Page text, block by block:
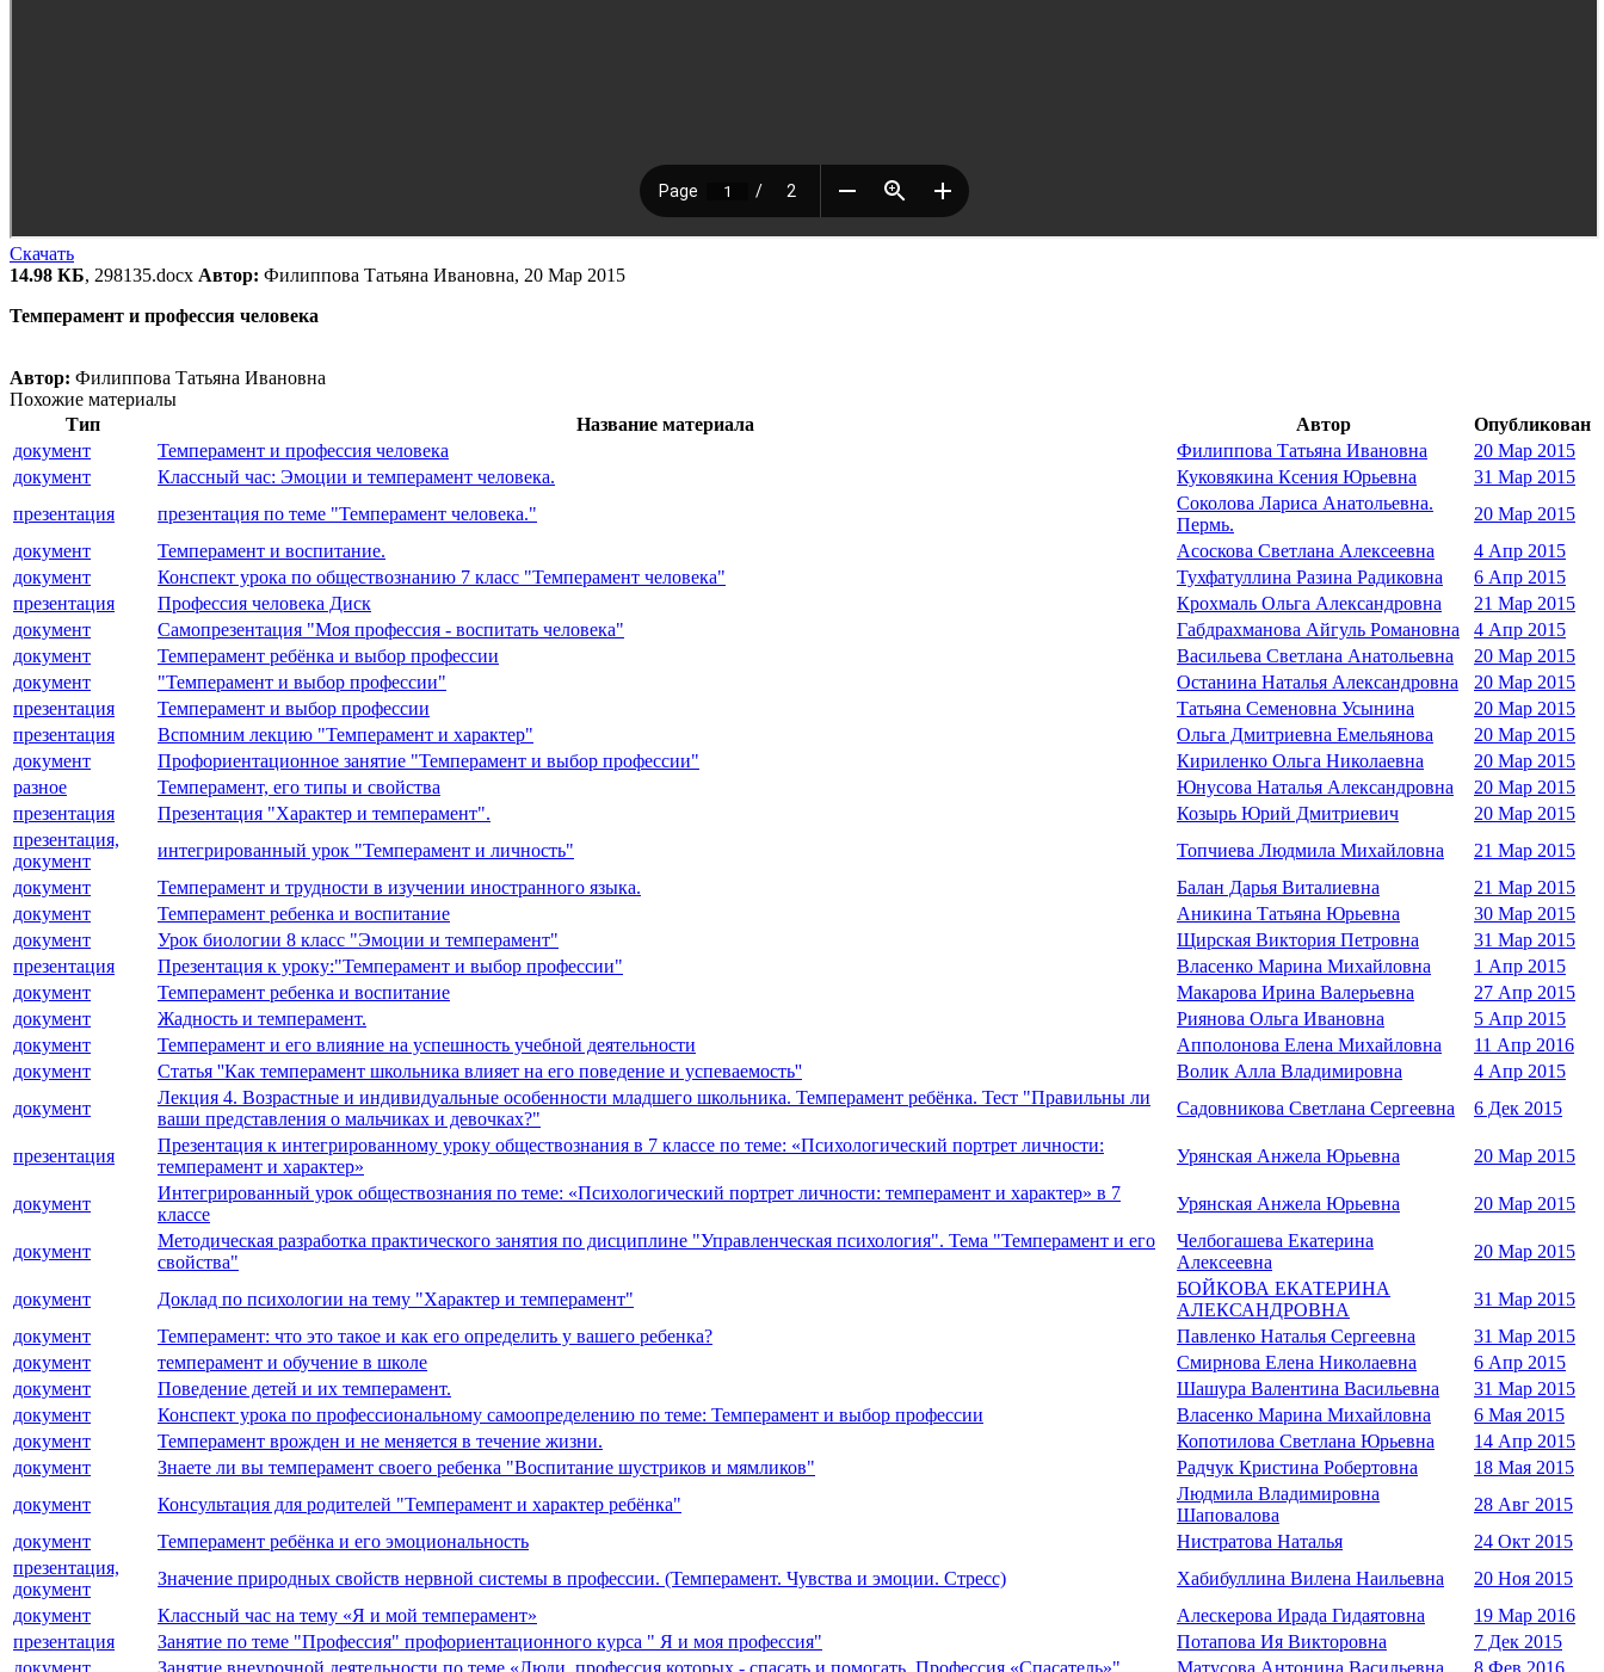
Скачать
14.98 КБ, 298135.docx Автор: Филиппова Татьяна Ивановна, 20 Мар 2015
Темперамент и профессия человека
Автор: Филиппова Татьяна Ивановна
Похожие материалы
Тип
Название материала Автор
Опубликован
документ
Темперамент и профессия человека Филиппова Татьяна Ивановна
20 Мар 2015
документ
Классный час: Эмоции и темперамент человека. Куковякина Ксения Юрьевна
31 Мар 2015
презентация
презентация по теме "Темперамент человека."
Соколова Лариса Анатольевна.
Пермь.
20 Мар 2015
документ
Темперамент и воспитание. Асоскова Светлана Алексеевна
4 Апр 2015
документ
Конспект урока по обществознанию 7 класс "Темперамент человека" Тухфатуллина Разина Радиковна
6 Апр 2015
презентация
Профессия человека Диск Крохмаль Ольга Александровна
21 Мар 2015
документ
Самопрезентация "Моя профессия - воспитать человека" Габдрахманова Айгуль Романовна
4 Апр 2015
документ
Темперамент ребёнка и выбор профессии Васильева Светлана Анатольевна
20 Мар 2015
документ
"Темперамент и выбор профессии" Останина Наталья Александровна
20 Мар 2015
презентация
Темперамент и выбор профессии Татьяна Семеновна Усынина
20 Мар 2015
презентация
Вспомним лекцию "Темперамент и характер" Ольга Дмитриевна Емельянова
20 Мар 2015
документ
Профориентационное занятие "Темперамент и выбор профессии" Кириленко Ольга Николаевна
20 Мар 2015
разное
Темперамент, его типы и свойства Юнусова Наталья Александровна
20 Мар 2015
презентация
Презентация "Характер и темперамент". Козырь Юрий Дмитриевич
20 Мар 2015
презентация,
документ
интегрированный урок "Темперамент и личность" Топчиева Людмила Михайловна
21 Мар 2015
документ
Темперамент и трудности в изучении иностранного языка. Балан Дарья Виталиевна
21 Мар 2015
документ
Темперамент ребенка и воспитание Аникина Татьяна Юрьевна
30 Мар 2015
документ
Урок биологии 8 класс "Эмоции и темперамент" Щирская Виктория Петровна
31 Мар 2015
презентация
Презентация к уроку:"Темперамент и выбор профессии" Власенко Марина Михайловна
1 Апр 2015
документ
Темперамент ребенка и воспитание Макарова Ирина Валерьевна
27 Апр 2015
документ
Жадность и темперамент. Риянова Ольга Ивановна
5 Апр 2015
документ
Темперамент и его влияние на успешность учебной деятельности Апполонова Елена Михайловна
11 Апр 2016
документ
Статья ''Как темперамент школьника влияет на его поведение и успеваемость'' Волик Алла Владимировна
4 Апр 2015
документ
Лекция 4. Возрастные и индивидуальные особенности младшего школьника. Темперамент ребёнка. Тест "Правильны ли
ваши представления о мальчиках и девочках?"
Садовникова Светлана Сергеевна 6 Дек 2015
презентация
Презентация к интегрированному уроку обществознания в 7 классе по теме: «Психологический портрет личности:
темперамент и характер»
Урянская Анжела Юрьевна 20 Мар 2015
документ
Интегрированный урок обществознания по теме: «Психологический портрет личности: темперамент и характер» в 7
классе
Урянская Анжела Юрьевна 20 Мар 2015
документ
Методическая разработка практического занятия по дисциплине "Управленческая психология". Тема "Темперамент и его
свойства"
Челбогашева Екатерина
Алексеевна
20 Мар 2015
документ Доклад по психологии на тему "Характер и темперамент"
БОЙКОВА ЕКАТЕРИНА
АЛЕКСАНДРОВНА
31 Мар 2015
документ
Темперамент: что это такое и как его определить у вашего ребенка? Павленко Наталья Сергеевна
31 Мар 2015
документ
темперамент и обучение в школе Смирнова Елена Николаевна
6 Апр 2015
документ
Поведение детей и их темперамент. Шашура Валентина Васильевна
31 Мар 2015
документ
Конспект урока по профессиональному самоопределению по теме: Темперамент и выбор профессии Власенко Марина Михайловна
6 Мая 2015
документ
Темперамент врожден и не меняется в течение жизни. Копотилова Светлана Юрьевна
14 Апр 2015
документ
Знаете ли вы темперамент своего ребенка "Воспитание шустриков и мямликов" Радчук Кристина Робертовна
18 Мая 2015
документ
Консультация для родителей "Темперамент и характер ребёнка"
Людмила Владимировна
Шаповалова
28 Авг 2015
документ
Темперамент ребёнка и его эмоциональность Нистратова Наталья
24 Окт 2015
презентация,
документ
Значение природных свойств нервной системы в профессии. (Темперамент. Чувства и эмоции. Стресс) Хабибуллина Вилена Наильевна
20 Ноя 2015
документ
Классный час на тему «Я и мой темперамент» Алескерова Ирада Гидаятовна
19 Мар 2016
презентация
Занятие по теме "Профессия" профориентационного курса " Я и моя профессия" Потапова Ия Викторовна
7 Дек 2015